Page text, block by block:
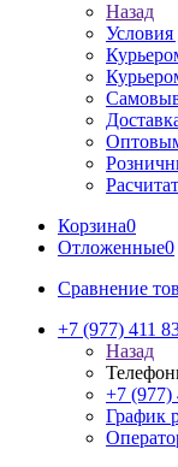
Назад
Условия
Корзина0
Отложенные0
Сравнение
+7 (977) 411
Назад
+7 (977)
График